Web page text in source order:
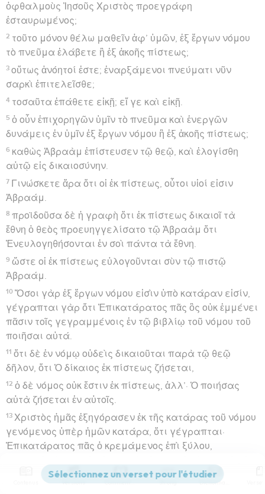
ὀφθαλμοὺς Ἰησοῦς Χριστὸς προεγράφη
ἐσταυρωμένος;
2 τοῦτο μόνον θέλω μαθεῖν ἀφ’ ὑμῶν, ἐξ ἔργων νόμου
τὸ πνεῦμα ἐλάβετε ἢ ἐξ ἀκοῆς πίστεως;
3 οὕτως ἀνόητοί ἐστε; ἐναρξάμενοι πνεύματι νῦν
σαρκὶ ἐπιτελεῖσθε;
4 τοσαῦτα ἐπάθετε εἰκῇ; εἴ γε καὶ εἰκῇ.
5 ὁ οὖν ἐπιχορηγῶν ὑμῖν τὸ πνεῦμα καὶ ἐνεργῶν
δυνάμεις ἐν ὑμῖν ἐξ ἔργων νόμου ἢ ἐξ ἀκοῆς πίστεως;
6 καθὼς Ἀβραὰμ ἐπίστευσεν τῷ θεῷ, καὶ ἐλογίσθη
αὐτῷ εἰς δικαιοσύνην.
7 Γινώσκετε ἄρα ὅτι οἱ ἐκ πίστεως, οὗτοι υἱοί εἰσιν
Ἀβραάμ.
8 προϊδοῦσα δὲ ἡ γραφὴ ὅτι ἐκ πίστεως δικαιοῖ τὰ
ἔθνη ὁ θεὸς προευηγγελίσατο τῷ Ἀβραὰμ ὅτι
Ἐνευλογηθήσονται ἐν σοὶ πάντα τὰ ἔθνη.
9 ὥστε οἱ ἐκ πίστεως εὐλογοῦνται σὺν τῷ πιστῷ
Ἀβραάμ.
10 Ὅσοι γὰρ ἐξ ἔργων νόμου εἰσὶν ὑπὸ κατάραν εἰσίν,
γέγραπται γὰρ ὅτι Ἐπικατάρατος πᾶς ὃς οὐκ ἐμμένει
πᾶσιν τοῖς γεγραμμένοις ἐν τῷ βιβλίῳ τοῦ νόμου τοῦ
ποιῆσαι αὐτά.
11 ὅτι δὲ ἐν νόμῳ οὐδεὶς δικαιοῦται παρὰ τῷ θεῷ
δῆλον, ὅτι Ὁ δίκαιος ἐκ πίστεως ζήσεται,
12 ὁ δὲ νόμος οὐκ ἔστιν ἐκ πίστεως, ἀλλ’· Ὁ ποιήσας
αὐτὰ ζήσεται ἐν αὐτοῖς.
13 Χριστὸς ἡμᾶς ἐξηγόρασεν ἐκ τῆς κατάρας τοῦ νόμου
γενόμενος ὑπὲρ ἡμῶν κατάρα, ὅτι γέγραπται·
Ἐπικατάρατος πᾶς ὁ κρεμάμενος ἐπὶ ξύλου,
ἵνα εἰς τὰ ἔθνη ἡ εὐλογία τοῦ Ἀβραὰμ γένηται ἐν
Χριστῷ Ἰησοῦ, ἵνα τὴν ἐπαγγελίαν τοῦ πνεύματος
Versions Commentaires Strong